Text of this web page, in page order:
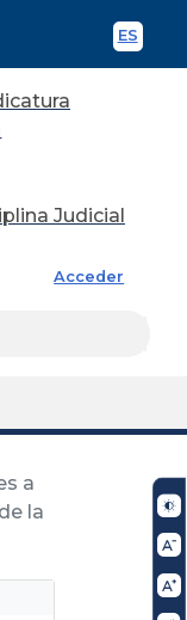
ES
Acceder
a
la